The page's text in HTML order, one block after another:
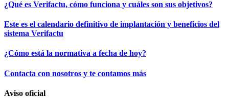
¿Qué es Verifactu, cómo funciona y cuáles son sus objetivos?
Este es el calendario definitivo de implantación y beneficios del
sistema Verifactu
¿Cómo está la normativa a fecha de hoy?
Contacta con nosotros y te contamos más
Aviso oficial